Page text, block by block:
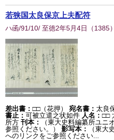
若狭国太良保京上夫配符
ハ函/91/10/ 至徳2年5月4日 （1385
差出書：□□（花押） 宛名書： 太良
書止：可被立遣之状如件 人名：□□
所方 刊本：
（東大史料編纂所ユニ
参照ください。）
影写本：
（東大
へのリンクをご参照ください...